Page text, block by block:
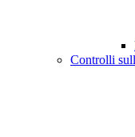
Controlli